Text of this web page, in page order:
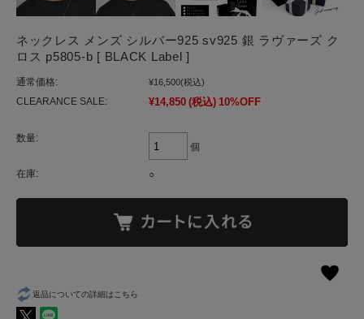
ネックレス メンズ シルバー925 sv925 銀 ラヴァーズ ク
ロス p5805-b [ BLACK Label ]
通常価格: ¥16,500(税込)
CLEARANCE SALE: ¥14,850 (税込) 10%OFF
数量:
個
在庫: ○
返品についての詳細はこちら